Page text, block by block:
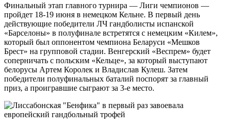
Финальный этап главного турнира — Лиги чемпионов —
пройдет 18-19 июня в немецком Кельне. В первый день
действующие победители ЛЧ гандболисты испанской
«Барселоны» в полуфинале встретятся с немецким «Килем»,
который был оппонентом чемпиона Беларуси «Мешков
Брест» на групповой стадии. Венгерский «Веспрем» будет
соперничать с польским «Кельце», за который выступают
белорусы Артем Королек и Владислав Кулеш. Затем
победители полуфинальных баталий поспорят за главный
приз, а проигравшие сыграют за 3-е место.